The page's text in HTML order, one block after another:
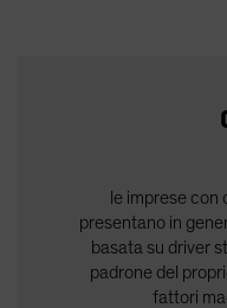
le imprese con
presentano in
basata su driver
padrone del
fattori